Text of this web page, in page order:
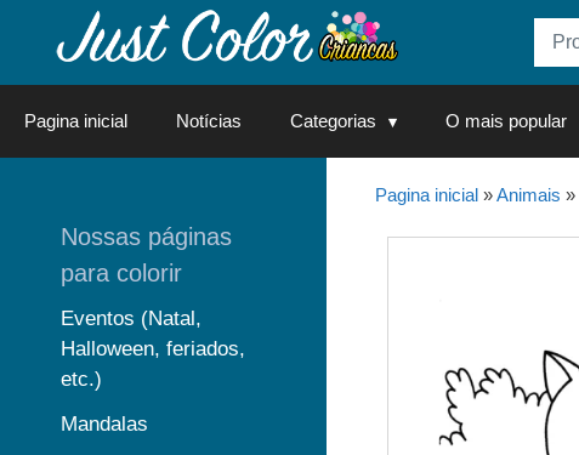
Pagina inicial Notícias Categorias O mais popular
Pagina inicial»Animais »
Nossas páginas
para colorir
Eventos (Natal,
Halloween, feriados,
etc.)
Mandalas